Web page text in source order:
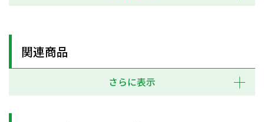
関連商品
さらに表示